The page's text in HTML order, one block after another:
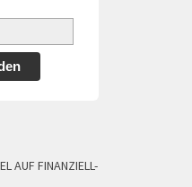
AUF FINANZIELL-